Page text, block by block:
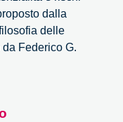
dalla
delle
Federico G.